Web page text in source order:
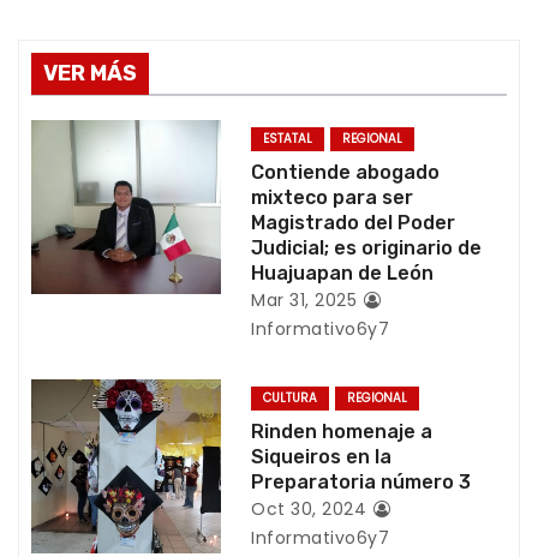
g
a
i
ó
d
e
e
n
VER MÁS
ESTATAL REGIONAL
Contiende abogado
mixteco para ser
Magistrado del Poder
Judicial; es originario de
Huajuapan de León
Mar 31, 2025
Informativo6y7
CULTURA REGIONAL
Rinden homenaje a
Siqueiros en la
Preparatoria número 3
Oct 30, 2024
Informativo6y7